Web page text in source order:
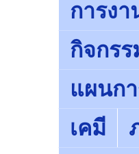
การง
กิจกร
แผนก
เคมี